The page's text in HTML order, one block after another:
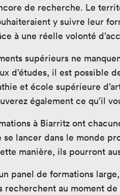
de recherche. Le
y suivre leur
à une réelle volonté
supérieurs ne
d’études, il est possible
et école supérieure
également ce qu’il
à Biarritz ont
se lancer dans le monde
manière, ils pourront
panel de formations
recherchent au moment